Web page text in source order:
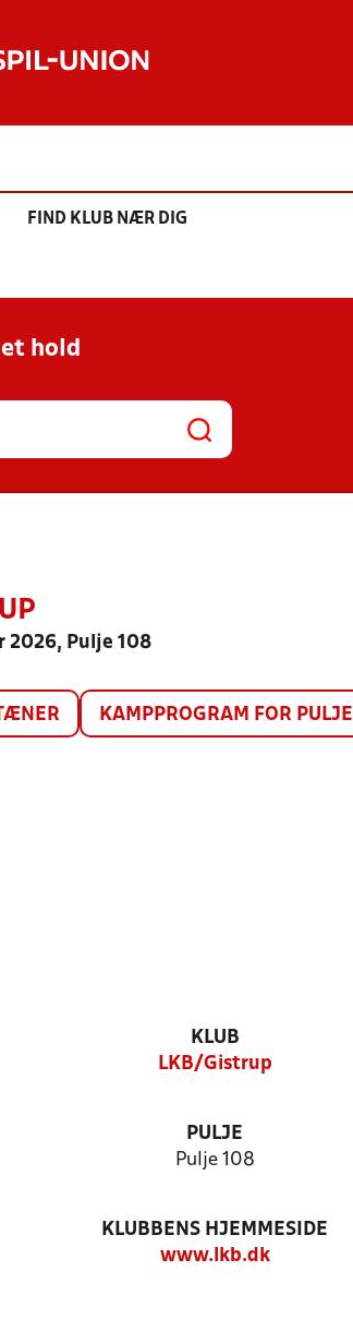
FIND KLUB NÆR DIG
hold
2026, Pulje 108
KAMPPROGRAM FOR PULJE
KLUB
LKB/Gistrup
PULJE
Pulje 108
KLUBBENS HJEMMESIDE
www.lkb.dk